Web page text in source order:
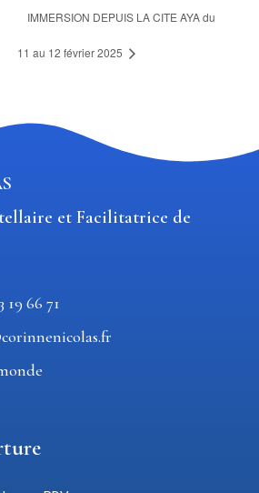
IMMERSION DEPUIS LA CITE AYA du
11 au 12 février 2025
et Facilitatrice de
19 66 71